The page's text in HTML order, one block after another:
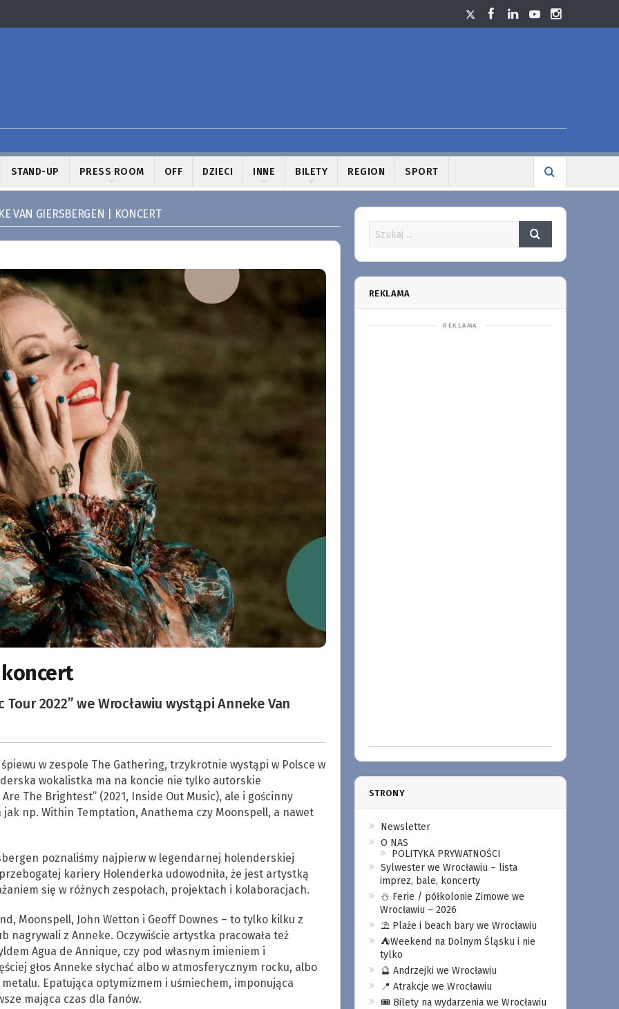
STAND-UP PRESS ROOM OFF DZIECI INNE BILETY REGION SPORT
VAN GIERSBERGEN | KONCERT
2022” we Wrocławiu wystąpi Anneke Van
w zespole The Gathering, trzykrotnie wystąpi w Polsce w
wokalistka ma na koncie nie tylko autorskie
The Brightest” (2021, Inside Out Music), ale i gościnny
np. Within Temptation, Anathema czy Moonspell, a nawet
poznaliśmy najpierw w legendarnej holenderskiej
kariery Holenderka udowodniła, że jest artystką
się w różnych zespołach, projektach i kolaboracjach.
Moonspell, John Wetton i Geoff Downes – to tylko kilku z
z Anneke. Oczywiście artystka pracowała też
Agua de Annique, czy pod własnym imieniem i
głos Anneke słychać albo w atmosferycznym rocku, albo
Epatująca optymizmem i uśmiechem, imponująca
mająca czas dla fanów.
REKLAMA
STRONY
Newsletter
O NAS
POLITYKA PRYWATNOŚCI
Sylwester we Wrocławiu – lista
imprez, bale, koncerty
⛄️ Ferie / półkolonie Zimowe we
Wrocławiu – 2026
⛱️ Plaże i beach bary we Wrocławiu
⛺️Weekend na Dolnym Śląsku i nie
tylko
🔮 Andrzejki we Wrocławiu
📍 Atrakcje we Wrocławiu
🎟️ Bilety na wydarzenia we Wrocławiu